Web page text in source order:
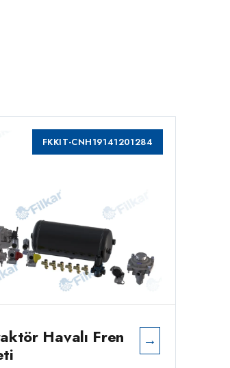
FKKIT-CNH19141201284
Havalı Fren
→